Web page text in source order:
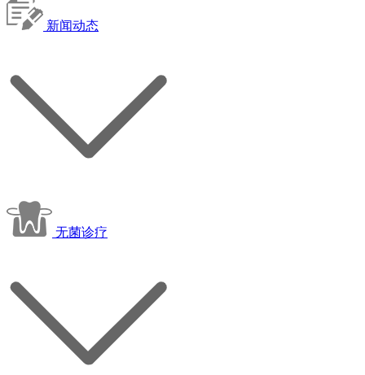
新闻动态
无菌诊疗